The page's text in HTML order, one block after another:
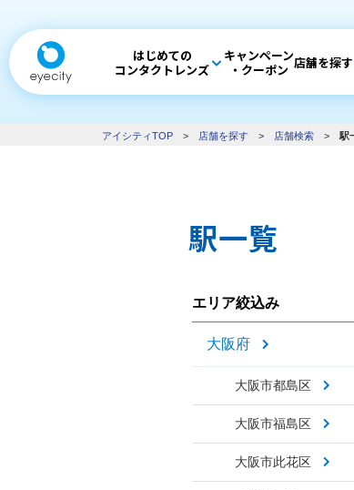
はじめての
コンタクトレンズ
キャンペーン
・クーポン 店舗を探す
アイシティTOP > 店舗を探す > 店舗検索 > 駅
駅一覧
エリア絞込み
大阪府
大阪市都島区
大阪市福島区
大阪市此花区